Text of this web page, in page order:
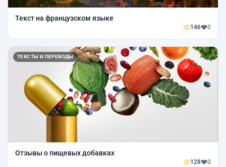
Текст на французском языке
146 0
ТЕКСТЫ И ПЕРЕВОДЫ
Отзывы о пищевых добавках
128 0